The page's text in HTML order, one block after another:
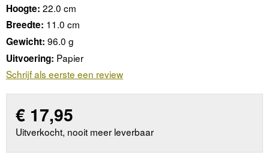
Hoogte: 22.0 cm
Breedte: 11.0 cm
Gewicht: 96.0 g
Uitvoering: Papier
Schrijf als eerste een review
€ 17,95
Uitverkocht, nooit meer leverbaar